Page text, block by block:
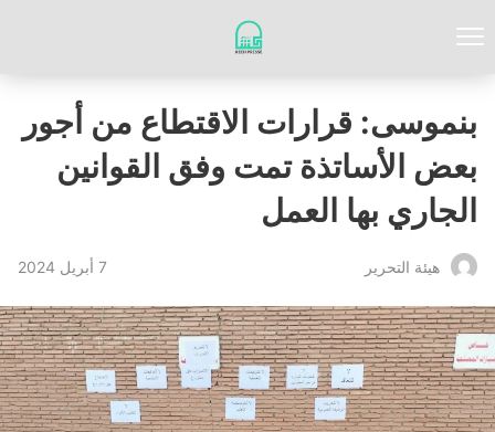
بنموسى: قرارات الاقتطاع من أجور
بعض الأساتذة تمت وفق القوانين
الجاري بها العمل
‏هيئة ‏التحرير 7 أبريل 2024